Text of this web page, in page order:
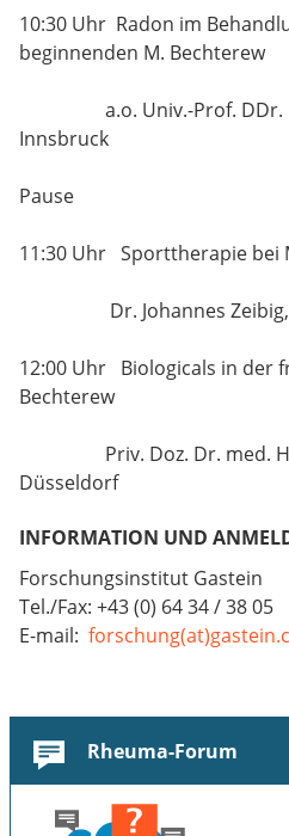
10:30 Uhr Radon im
beginnenden M. Bechterew
a.o. Univ.-Prof. DDr.
Innsbruck
Pause
11:30 Uhr Sporttherapie bei
Dr. Johannes Zeibig,
12:00 Uhr Biologicals in der
Bechterew
Priv. Doz. Dr. med.
Düsseldorf
INFORMATION UND
Forschungsinstitut Gastein
Tel./Fax: +43 (0) 64 34 / 38 05
E-mail:
Rheuma-Forum